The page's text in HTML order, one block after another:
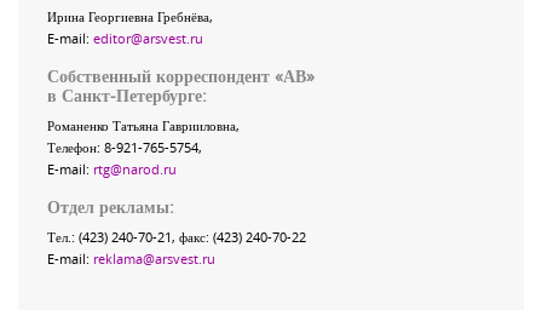
Ирина Георгиевна Гребнёва,
E-mail: editor@arsvest.ru
Собственный корреспондент «АВ»
в Санкт-Петербурге:
Романенко Татьяна Гаврииловна,
Телефон: 8-921-765-5754,
E-mail: rtg@narod.ru
Отдел рекламы:
Тел.: (423) 240-70-21, факс: (423) 240-70-22
E-mail: reklama@arsvest.ru